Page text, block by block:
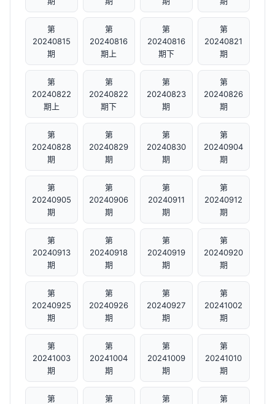
第
20240815
期
第
20240816
期上
第
20240816
期下
第
20240821
期
第
20240822
期上
第
20240822
期下
第
20240823
期
第
20240826
期
第
20240828
期
第
20240829
期
第
20240830
期
第
20240904
期
第
20240905
期
第
20240906
期
第
20240911
期
第
20240912
期
第
20240913
期
第
20240918
期
第
20240919
期
第
20240920
期
第
20240925
期
第
20240926
期
第
20240927
期
第
20241002
期
第
20241003
期
第
20241004
期
第
20241009
期
第
20241010
期
第
第
第
第